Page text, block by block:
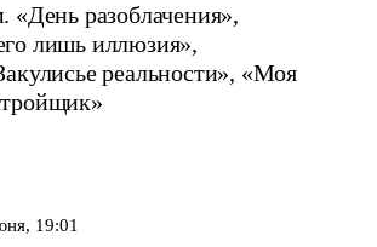
«День разоблачения»,
лишь иллюзия»,
реальности», «Моя
19:01